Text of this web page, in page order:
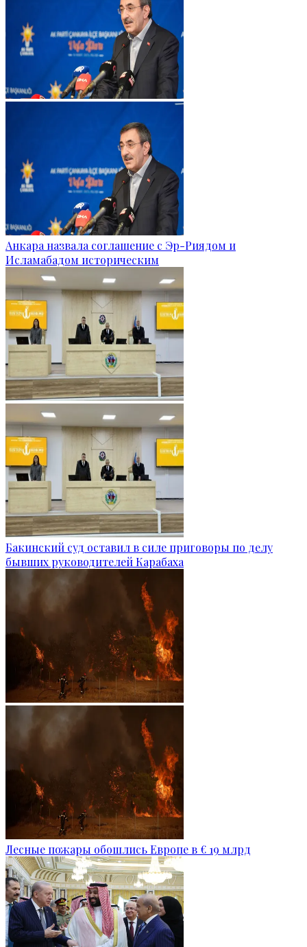
Анкара назвала соглашение с Эр-Риядом и
Исламабадом историческим
Бакинский суд оставил в силе приговоры по делу
бывших руководителей Карабаха
Лесные пожары обошлись Европе в € 19 млрд